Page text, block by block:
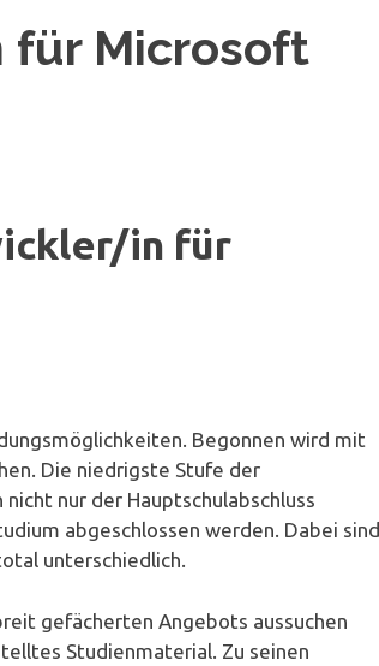
Microsoft
in für
Begonnen wird mit
Die niedrigste Stufe der
nicht nur der Hauptschulabschluss
abgeschlossen werden. Dabei sind
unterschiedlich.
gefächerten Angebots aussuchen
Studienmaterial. Zu seinen